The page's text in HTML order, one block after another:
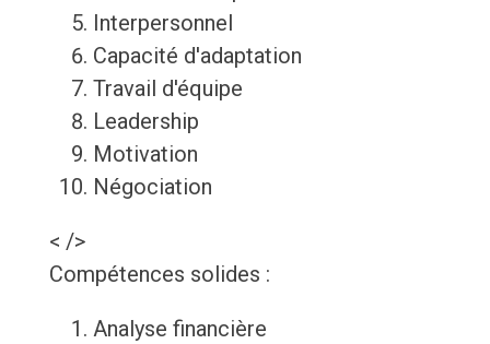
Interpersonnel
Capacité d'adaptation
Travail d'équipe
Leadership
Motivation
Négociation
< />
Compétences solides :
Analyse financière